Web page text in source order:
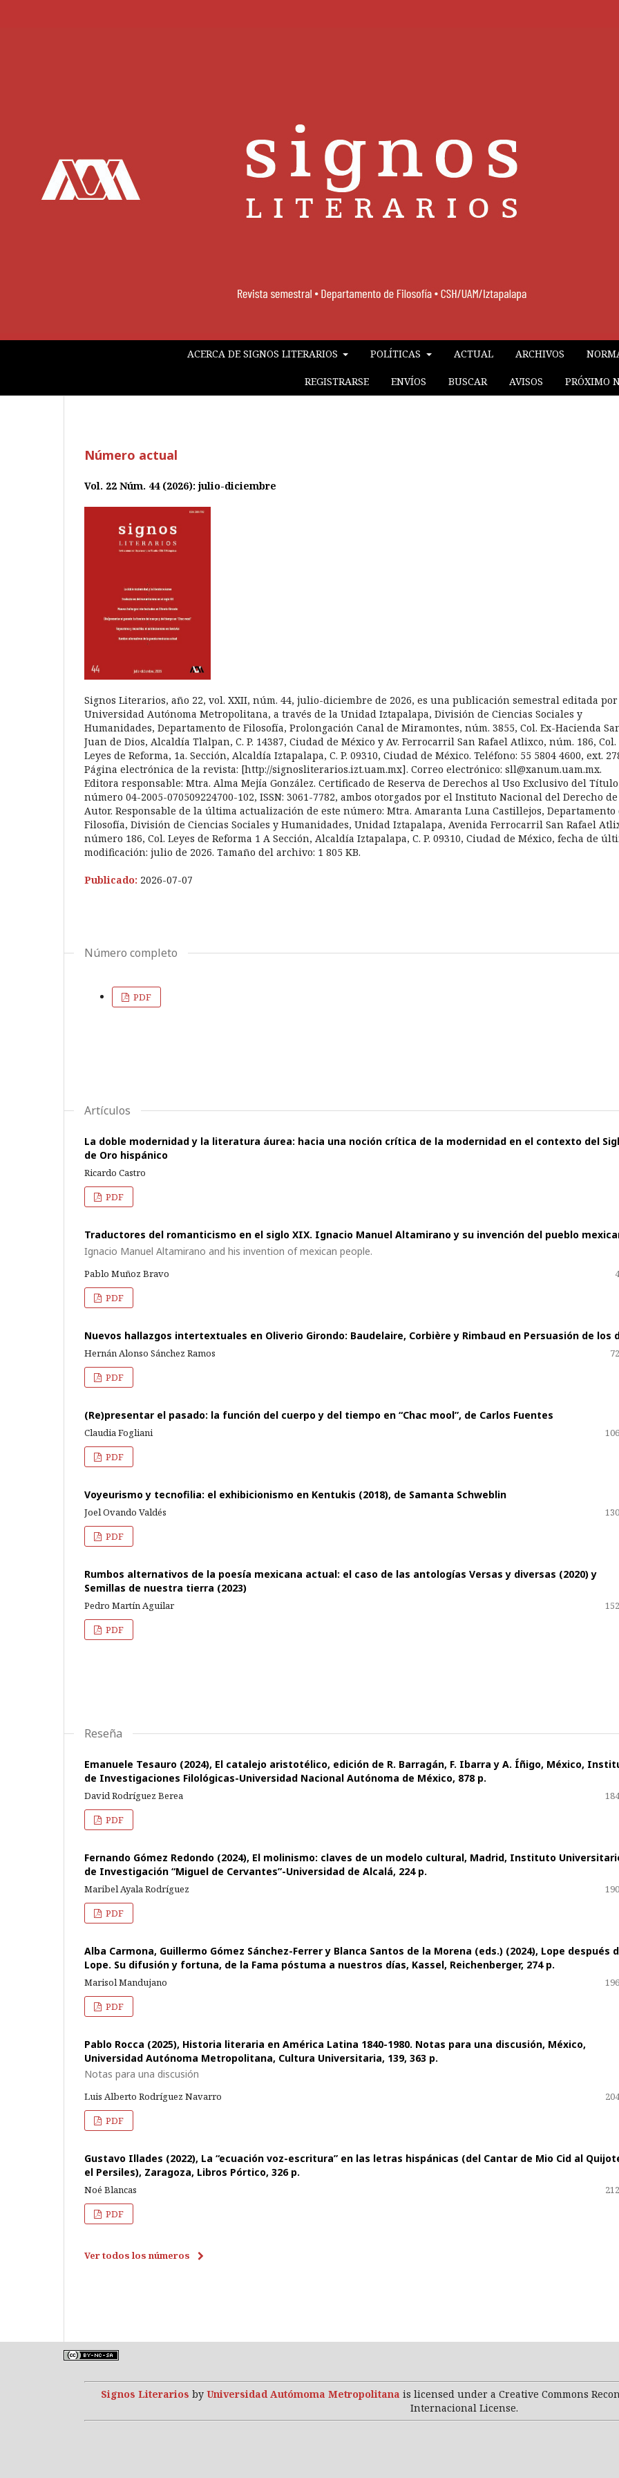
ACERCA DE SIGNOS LITERARIOS POLÍTICAS ACTUAL ARCHIVOS
REGISTRARSE ENVÍOS BUSCAR AVISOS PRÓXIMO
Número actual
Vol. 22 Núm. 44 (2026): julio-diciembre
Signos Literarios, año 22, vol. XXII, núm. 44, julio-diciembre de 2026, es una publicación semestral editada
Universidad Autónoma Metropolitana, a través de la Unidad Iztapalapa, División de Ciencias Sociales y
Humanidades, Departamento de Filosofía, Prolongación Canal de Miramontes, núm. 3855, Col. Ex-Hacienda
Juan de Dios, Alcaldía Tlalpan, C. P. 14387, Ciudad de México y Av. Ferrocarril San Rafael Atlixco, núm. 186, Col.
Leyes de Reforma, 1a. Sección, Alcaldía Iztapalapa, C. P. 09310, Ciudad de México. Teléfono: 55 5804 4600, ext.
Página electrónica de la revista: [http://signosliterarios.izt.uam.mx]. Correo electrónico: sll@xanum.uam.mx.
Editora responsable: Mtra. Alma Mejía González. Certificado de Reserva de Derechos al Uso Exclusivo del Título
número 04-2005-070509224700-102, ISSN: 3061-7782, ambos otorgados por el Instituto Nacional del Derecho de
Autor. Responsable de la última actualización de este número: Mtra. Amaranta Luna Castillejos, Departamento
Filosofía, División de Ciencias Sociales y Humanidades, Unidad Iztapalapa, Avenida Ferrocarril San Rafael
número 186, Col. Leyes de Reforma 1 A Sección, Alcaldía Iztapalapa, C. P. 09310, Ciudad de México, fecha de
modificación: julio de 2026. Tamaño del archivo: 1 805 KB.
Publicado: 2026-07-07
Número completo
PDF
Artículos
La doble modernidad y la literatura áurea: hacia una noción crítica de la modernidad en el contexto del
de Oro hispánico
Ricardo Castro
PDF
Traductores del romanticismo en el siglo XIX. Ignacio Manuel Altamirano y su invención del pueblo
Ignacio Manuel Altamirano and his invention of mexican people.
Pablo Muñoz Bravo
PDF
Nuevos hallazgos intertextuales en Oliverio Girondo: Baudelaire, Corbière y Rimbaud en Persuasión de los
Hernán Alonso Sánchez Ramos
PDF
(Re)presentar el pasado: la función del cuerpo y del tiempo en “Chac mool”, de Carlos Fuentes
Claudia Fogliani
PDF
Voyeurismo y tecnofilia: el exhibicionismo en Kentukis (2018), de Samanta Schweblin
Joel Ovando Valdés
PDF
Rumbos alternativos de la poesía mexicana actual: el caso de las antologías Versas y diversas (2020) y
Semillas de nuestra tierra (2023)
Pedro Martín Aguilar
PDF
Reseña
Emanuele Tesauro (2024), El catalejo aristotélico, edición de R. Barragán, F. Ibarra y A. Íñigo, México,
de Investigaciones Filológicas-Universidad Nacional Autónoma de México, 878 p.
David Rodríguez Berea
PDF
Fernando Gómez Redondo (2024), El molinismo: claves de un modelo cultural, Madrid, Instituto
de Investigación “Miguel de Cervantes”-Universidad de Alcalá, 224 p.
Maribel Ayala Rodríguez
PDF
Alba Carmona, Guillermo Gómez Sánchez-Ferrer y Blanca Santos de la Morena (eds.) (2024), Lope después
Lope. Su difusión y fortuna, de la Fama póstuma a nuestros días, Kassel, Reichenberger, 274 p.
Marisol Mandujano
PDF
Pablo Rocca (2025), Historia literaria en América Latina 1840-1980. Notas para una discusión, México,
Universidad Autónoma Metropolitana, Cultura Universitaria, 139, 363 p.
Notas para una discusión
Luis Alberto Rodríguez Navarro
PDF
Gustavo Illades (2022), La “ecuación voz-escritura” en las letras hispánicas (del Cantar de Mio Cid al
el Persiles), Zaragoza, Libros Pórtico, 326 p.
Noé Blancas
PDF
Ver todos los números
Signos Literarios by Universidad Autómoma Metropolitana is licensed under a Creative Commons
Internacional License.